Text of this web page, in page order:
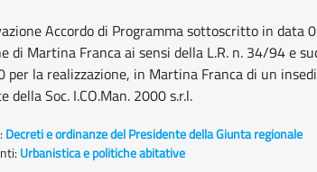
Accordo di Programma sottoscritto in data
di Martina Franca ai sensi della L.R. n. 34/94 e
per la realizzazione, in Martina Franca di un
della Soc. I.CO.Man. 2000 s.r.l.
Decreti e ordinanze del Presidente della Giunta regionale
Urbanistica e politiche abitative